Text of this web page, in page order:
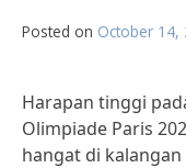
Posted on October 14,
Harapan tinggi
Olimpiade Paris
hangat di